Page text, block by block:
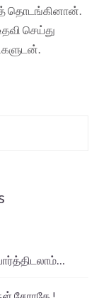
தொடங்கினான்.
செய்து
சேராதே !